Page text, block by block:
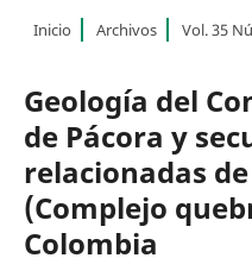
Inicio Archivos Vol. 35
Geología del
de Pácora y
relacionadas
(Complejo
Colombia